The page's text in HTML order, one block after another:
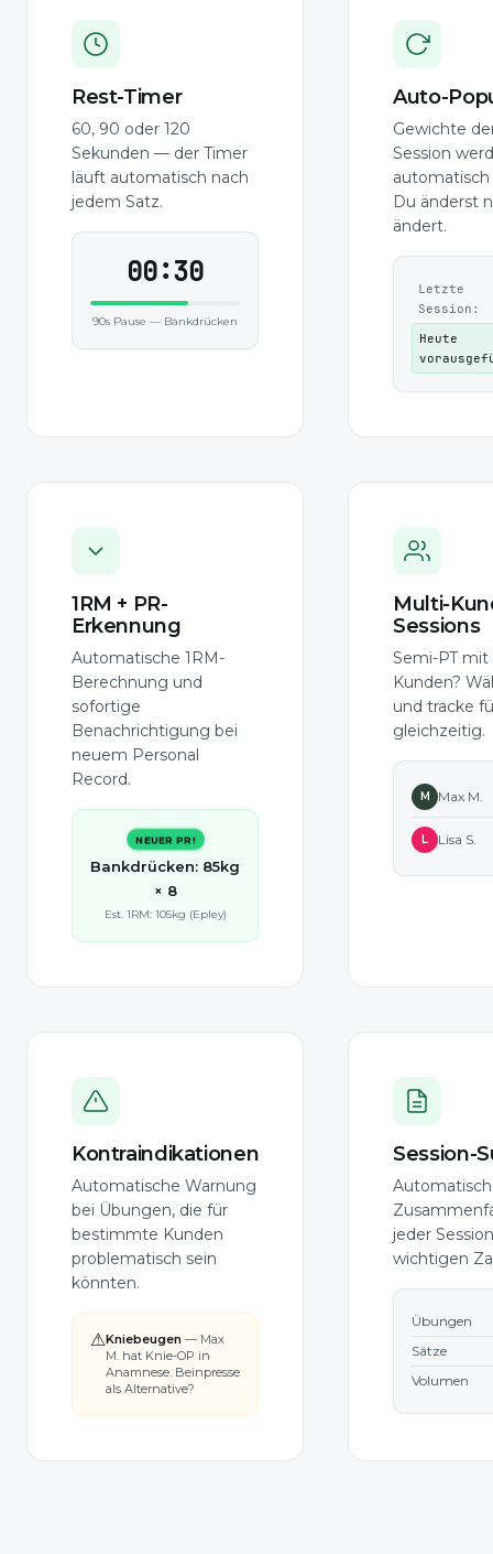
Rest-Timer
60, 90 oder 120
Sekunden — der Timer
läuft automatisch nach
jedem Satz.
00:29
90s Pause — Bankdrücken
Auto-
Gewichte
Session
Du änderst
ändert.
Letzte
Session:
Heute
1RM + PR-
Erkennung
Automatische 1RM-
Berechnung und
sofortige
Benachrichtigung bei
neuem Personal
Record.
NEUER PR!
Bankdrücken: 85kg
× 8
Est. 1RM: 105kg (Epley)
Multi-
Sessions
Semi-PT
Kunden?
und tracke
gleichzeitig.
M Max M.
L Lisa S.
Kontraindikationen
Automatische Warnung
bei Übungen, die für
bestimmte Kunden
problematisch sein
könnten.
⚠Kniebeugen — Max
M. hat Knie-OP in
Anamnese. Beinpresse
als Alternative?
Session-
jeder
wichtigen
Übungen
Sätze
Volumen